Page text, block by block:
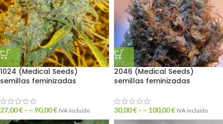
1024 (Medical Seeds)
semillas feminizadas
27,00€ - – 90,00€ IVA incluido
2046 (Medical Seeds)
semillas feminizadas
30,00€ - – 100,00€ IVA incluido